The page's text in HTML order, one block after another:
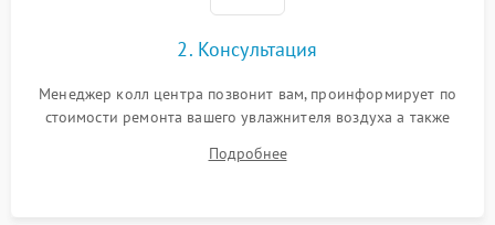
2. Консультация
Менеджер колл центра позвонит вам, проинформирует по
стоимости ремонта вашего увлажнителя воздуха а также
Подробнее